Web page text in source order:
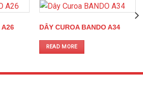
A26 DÂY CUROA BANDO A34
READ MORE